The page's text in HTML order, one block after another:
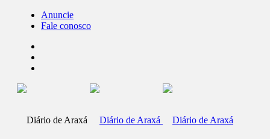
Anuncie
Fale conosco